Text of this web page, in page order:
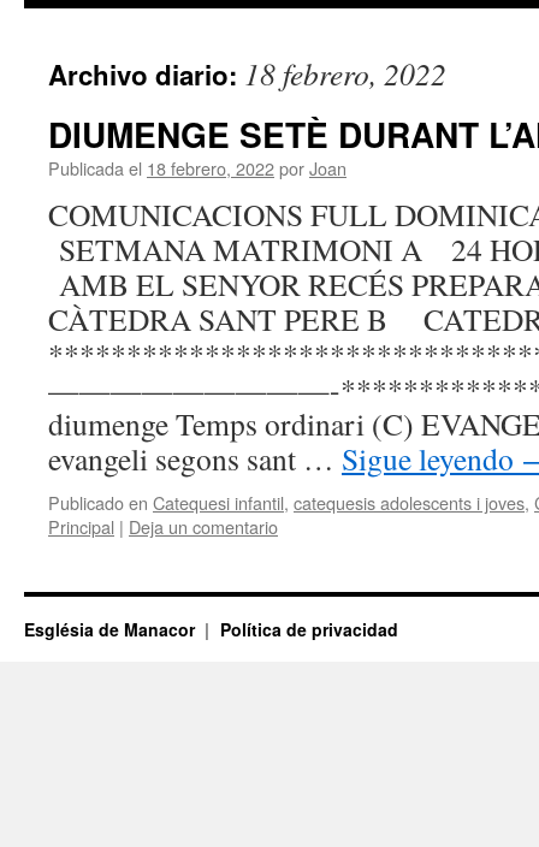
Archivo diario: 18 febrero, 2022
DIUMENGE SETÈ DURANT
Publicada el 18 febrero, 2022porJoan
COMUNICACIONS FULL
SETMANA MATRIMONI A 24
AMB EL SENYOR RECÉS
CÀTEDRA SANT PERE B
—————————-
diumenge Temps ordinari (C)
evangeli segons sant … Sigue leyendo
Publicado en Catequesi infantil, catequesis adolescents i joves,
Principal | Deja un comentario
Església de Manacor Política de privacidad